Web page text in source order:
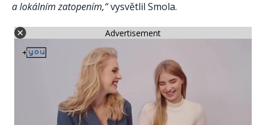
a lokálním zatopením,“vysvětlil Smola.
Advertisement